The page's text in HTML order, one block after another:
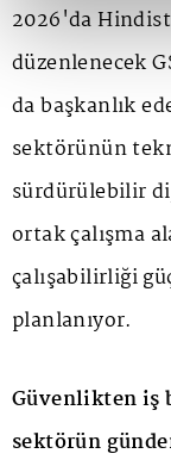
2026'da
düzenlenecek
da başkanlık
sektörünün
sürdürülebilir
ortak çalışma
çalışabilirliği
planlanıyor.
Güvenlikten iş
sektörün